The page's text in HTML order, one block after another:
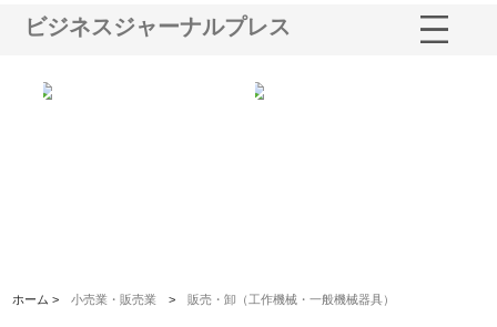
ビジネスジャーナルプレス
ホーム >小売業・販売業 > 販売・卸（工作機械・一般機械器具）